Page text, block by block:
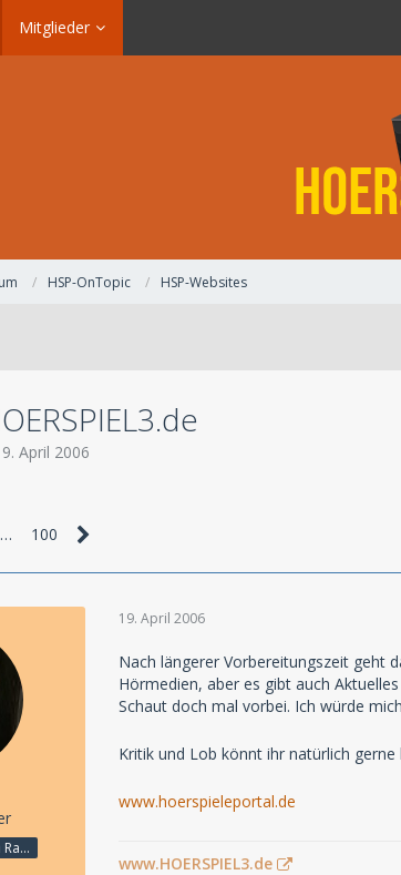
Mitglieder
HSP-OnTopic HSP-Websites
April 2006
… 100
hört Hörspiele beim Rasenmähen
19. April 2006
Nach längerer Vorbereitungszeit geht
Hörmedien, aber es gibt auch
Schaut doch mal vorbei. Ich würde
Kritik und Lob könnt ihr natürlich gerne
www.hoerspieleportal.de
www.HOERSPIEL3.de